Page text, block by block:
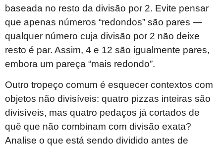
baseada no resto da divisão por 2. Evite pensar
que apenas números “redondos” são pares —
qualquer número cuja divisão por 2 não deixe
resto é par. Assim, 4 e 12 são igualmente pares,
embora um pareça “mais redondo”.
Outro tropeço comum é esquecer contextos com
objetos não divisíveis: quatro pizzas inteiras são
divisíveis, mas quatro pedaços já cortados de
quê que não combinam com divisão exata?
Analise o que está sendo dividido antes de